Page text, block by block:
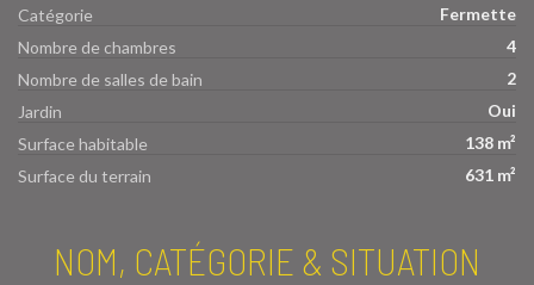
Catégorie
Fermette
Nombre de chambres
4
Nombre de salles de bain
2
Jardin
Oui
Surface habitable
138 m²
Surface du terrain
631 m²
NOM, CATÉGORIE & SITUATION